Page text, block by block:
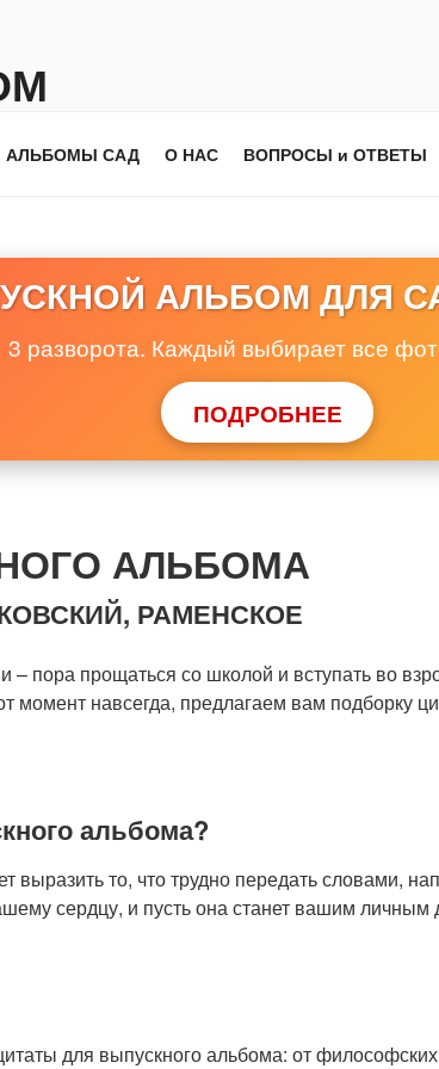
АЛЬБОМЫ САД О НАС ВОПРОСЫ и ОТВЕТЫ
АЛЬБОМ ДЛЯ
3 разворота. Каждый выбирает все
ПОДРОБНЕЕ
АЛЬБОМА
РАМЕНСКОЕ
пора прощаться со школой и вступать во
момент навсегда, предлагаем вам подборку
альбома?
то, что трудно передать словами,
сердцу, и пусть она станет вашим личным
для выпускного альбома: от